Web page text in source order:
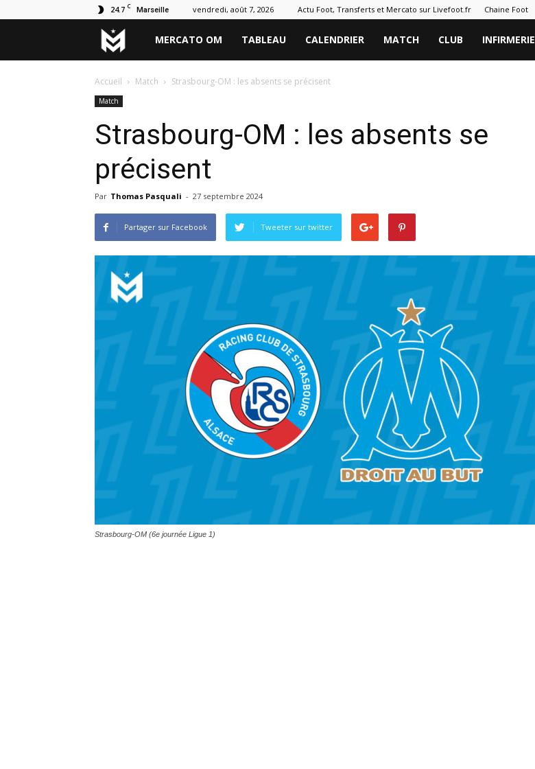
24.7 C Marseille vendredi, août 7, 2026 Actu Foot, Transferts et Mercato sur Livefoot.fr Chaine Foot
Marseille
Mercato
MERCATO OM TABLEAU CALENDRIER MATCH CLUB INFIRMERIE
Accueil Match Strasbourg-OM : les absents se précisent
Match
Strasbourg-OM : les absents se
précisent
Par Thomas Pasquali - 27 septembre 2024
Partager sur Facebook Tweeter sur twitter
Strasbourg-OM (6e journée Ligue 1)